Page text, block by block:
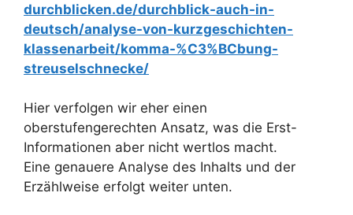
durchblicken.de/durchblick-auch-in-
deutsch/analyse-von-kurzgeschichten-
klassenarbeit/komma-%C3%BCbung-
streuselschnecke/
Hier verfolgen wir eher einen
oberstufengerechten Ansatz, was die Erst-
Informationen aber nicht wertlos macht.
Eine genauere Analyse des Inhalts und der
Erzählweise erfolgt weiter unten.